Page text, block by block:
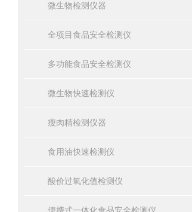
微生物检测仪器
全项目食品安全检测仪
多功能食品安全检测仪
微生物快速检测仪
瘦肉精检测仪器
食用油快速检测仪
酸价过氧化值检测仪